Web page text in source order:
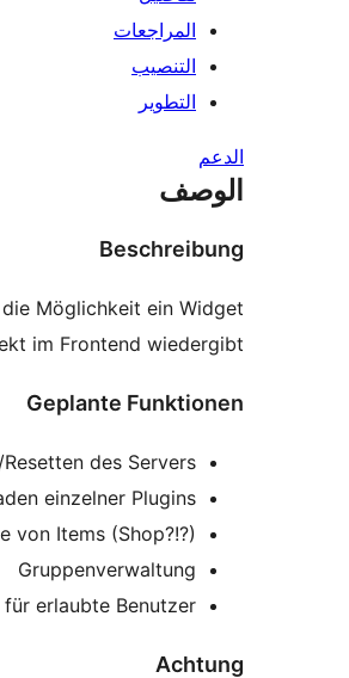
المراجعات
التنصيب
التطوير
الدعم
الوصف
Beschreibung
Möglichkeit ein Widget
im Frontend wiedergibt.
Geplante Funktionen
des Servers
einzelner Plugins
von Items (Shop?!?)
Gruppenverwaltung
erlaubte Benutzer
Achtung